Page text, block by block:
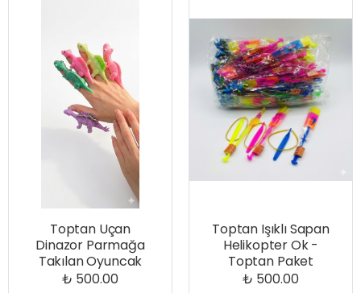
Toptan Uçan
Dinazor Parmağa
Takılan Oyuncak
₺ 500.00
Toptan Işıklı Sapan
Helikopter Ok -
Toptan Paket
₺ 500.00